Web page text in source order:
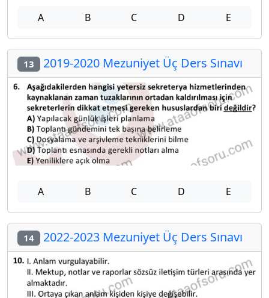
A B C D E
13 2019-2020 Mezuniyet Üç Ders Sınavı
A B C D E
14 2022-2023 Mezuniyet Üç Ders Sınavı